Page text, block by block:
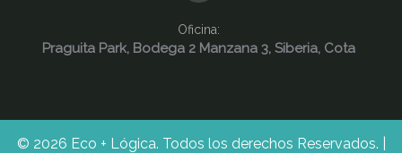
Oficina:
Praguita Park, Bodega 2 Manzana 3, Siberia, Cota
© 2026 Eco + Lógica. Todos los derechos Reservados. |